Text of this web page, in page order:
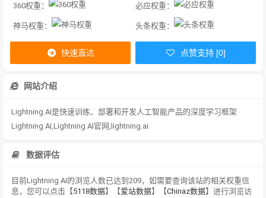
360权重： 必应权重：
神马权重： 头条权重：
快速直达 点赞支持 [0]
网站介绍
Lightning AI是快速训练、部署和开发人工智能产品的深度学习框架
Lightning AI,Lightning AI官网,lightning.ai
数据评估
目前Lightning AI的浏览人数已达到209，如需要查询该站的相关权重信
息，您可以点击【5118数据】【爱站数据】【Chinaz数据】进行浏览访